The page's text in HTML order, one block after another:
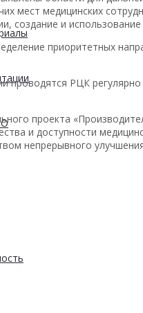
мест медицинских
создание и
приоритетных
проводятся РЦК
проекта
и доступности
непрерывного